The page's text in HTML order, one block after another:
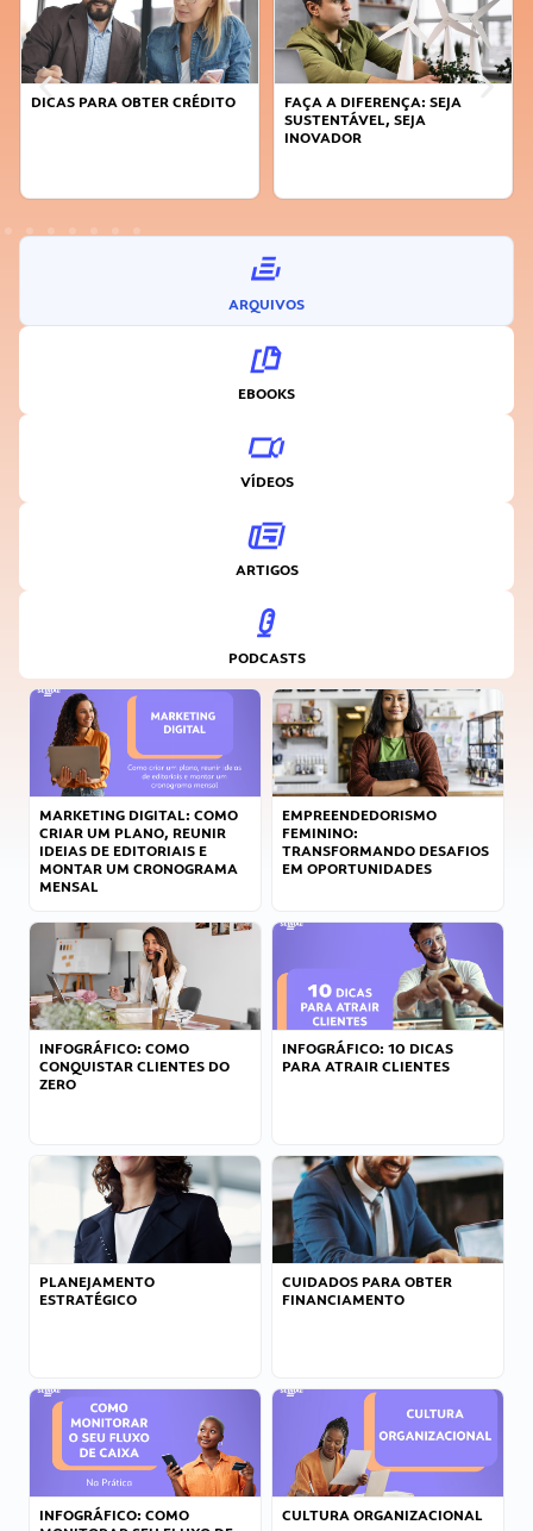
DICAS PARA OBTER CRÉDITO
FAÇA A DIFERENÇA: SEJA
SUSTENTÁVEL, SEJA
INOVADOR
ARQUIVOS
EBOOKS
VÍDEOS
ARTIGOS
PODCASTS
MARKETING DIGITAL: COMO
CRIAR UM PLANO, REUNIR
IDEIAS DE EDITORIAIS E
MONTAR UM CRONOGRAMA
MENSAL
EMPREENDEDORISMO
FEMININO:
TRANSFORMANDO DESAFIOS
EM OPORTUNIDADES
INFOGRÁFICO: COMO
CONQUISTAR CLIENTES DO
ZERO
INFOGRÁFICO: 10 DICAS
PARA ATRAIR CLIENTES
PLANEJAMENTO
ESTRATÉGICO
CUIDADOS PARA OBTER
FINANCIAMENTO
INFOGRÁFICO: COMO
CULTURA ORGANIZACIONAL